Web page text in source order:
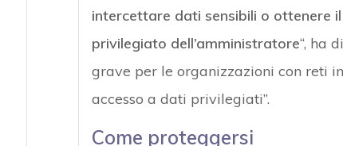
intercettare dati sensibili o ottenere
privilegiato dell’amministratore“, ha
grave per le organizzazioni con reti
accesso a dati privilegiati”.
Come proteggersi